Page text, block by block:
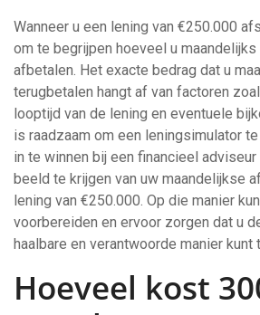
Wanneer u een lening van €250.000
om te begrijpen hoeveel u
afbetalen. Het exacte bedrag dat u
terugbetalen hangt af van factoren
looptijd van de lening en eventuele
is raadzaam om een leningsimulator
in te winnen bij een financieel
beeld te krijgen van uw maandelijkse
lening van €250.000. Op die manier
voorbereiden en ervoor zorgen dat u
haalbare en verantwoorde manier kunt
Hoeveel kost